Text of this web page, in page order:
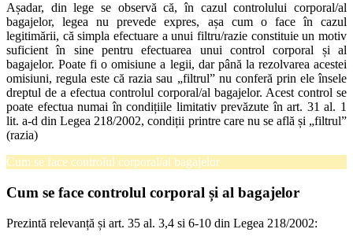
Așadar, din lege se observă că, în cazul controlului corporal/al
bagajelor, legea nu prevede expres, așa cum o face în cazul
legitimării, că simpla efectuare a unui filtru/razie constituie un motiv
suficient în sine pentru efectuarea unui control corporal și al
bagajelor. Poate fi o omisiune a legii, dar până la rezolvarea acestei
omisiuni, regula este că razia sau „filtrul” nu conferă prin ele însele
dreptul de a efectua controlul corporal/al bagajelor. Acest control se
poate efectua numai în condițiile limitativ prevăzute în art. 31 al. 1
lit. a-d din Legea 218/2002, condiții printre care nu se află și „filtrul”
(razia)
Cum se face controlul corporal/al bagajelor
Cum se face controlul corporal și al bagajelor
Prezintă relevanță și art. 35 al. 3,4 si 6-10 din Legea 218/2002: